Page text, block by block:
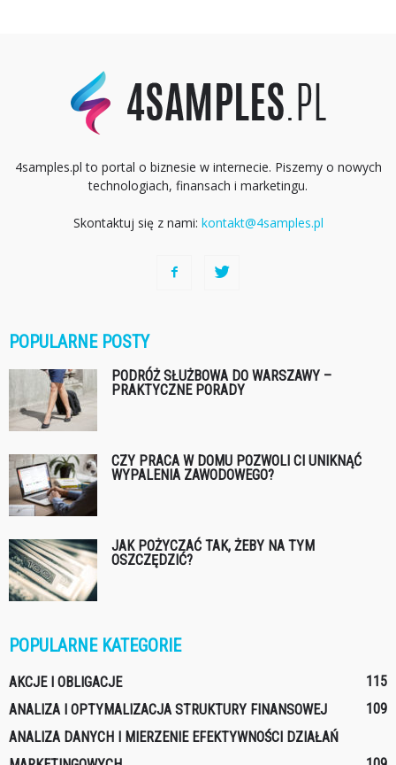
4samples.pl to portal o biznesie w internecie. Piszemy o nowych
technologiach, finansach i marketingu.
Skontaktuj się z nami: kontakt@4samples.pl
POPULARNE POSTY
PODRÓŻ SŁUŻBOWA DO WARSZAWY –
PRAKTYCZNE PORADY
CZY PRACA W DOMU POZWOLI CI UNIKNĄĆ
WYPALENIA ZAWODOWEGO?
JAK POŻYCZAĆ TAK, ŻEBY NA TYM
OSZCZĘDZIĆ?
POPULARNE KATEGORIE
AKCJE I OBLIGACJE
115
ANALIZA I OPTYMALIZACJA STRUKTURY FINANSOWEJ
109
ANALIZA DANYCH I MIERZENIE EFEKTYWNOŚCI DZIAŁAŃ